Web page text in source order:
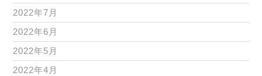
2022年7月
2022年6月
2022年5月
2022年4月